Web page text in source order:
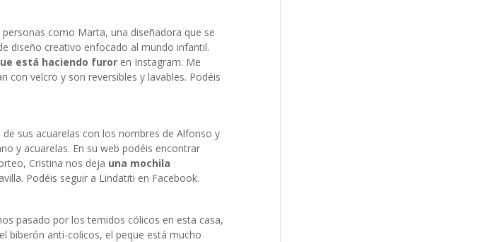
como Marta, una diseñadora que se
diseño creativo enfocado al mundo infantil.
está haciendo furor en Instagram. Me
con velcro y son reversibles y lavables. Podéis
sus acuarelas con los nombres de Alfonso y
y acuarelas. En su web podéis encontrar
Cristina nos deja una mochila
Podéis seguir a Lindatiti en Facebook.
pasado por los temidos cólicos en esta casa,
biberón anti-colicos, el peque está mucho